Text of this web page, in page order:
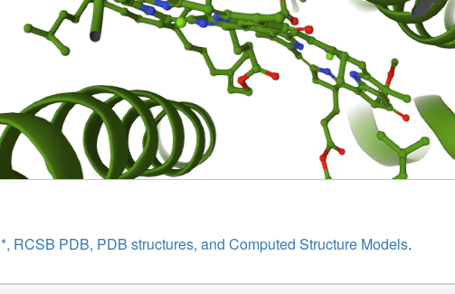
RCSB PDB, PDB structures, and Computed Structure Models.